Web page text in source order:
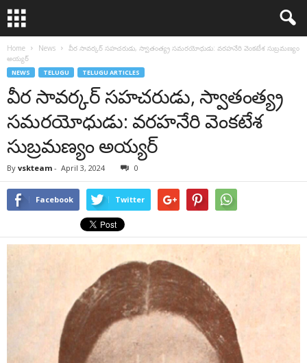
Home News
వీర సావర్కర్ సహచరుడు, స్వాతంత్య్ర‌ సమరయోధుడు: వరహనేరి వెంకటేశ సుబ్రమణ్యం
అయ్యర్
NEWS TELUGU TELUGU ARTICLES
వీర సావర్కర్ సహచరుడు, స్వాతంత్య్ర‌
సమరయోధుడు: వరహనేరి వెంకటేశ
సుబ్రమణ్యం అయ్యర్
By vskteam - April 3, 2024 0
Facebook Twitter